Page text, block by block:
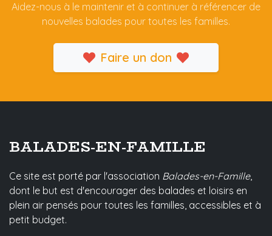
Aidez-nous à le maintenir et à continuer à référencer de
nouvelles balades pour toutes les familles.
Faire un don
BALADES-EN-FAMILLE
Ce site est porté par l'association Balades-en-Famille,
dont le but est d'encourager des balades et loisirs en
plein air pensés pour toutes les familles, accessibles et à
petit budget.